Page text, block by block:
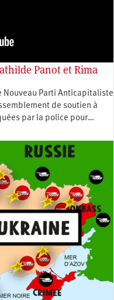
Panot et Rima
Nouveau Parti Anticapitaliste
de soutien à
par la police pour…